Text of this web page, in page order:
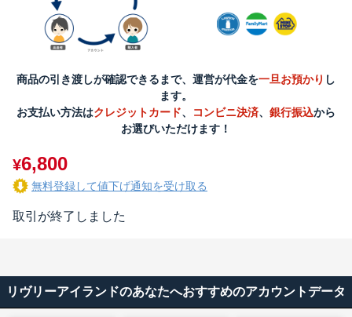
商品の引き渡しが確認できるまで、運営が代金を一旦お預かり し
ます。
お支払い方法はクレジットカード、 コンビニ決済、 銀行振込から
お選びいただけます！
¥6,800
無料登録して値下げ通知を受け取る
取引が終了しました
リヴリーアイランドのあなたへおすすめのアカウントデータ